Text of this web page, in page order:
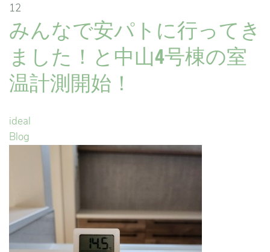
12
みんなで安パトに行ってき
ました！と中山4号棟の室
温計測開始！
ideal
Blog